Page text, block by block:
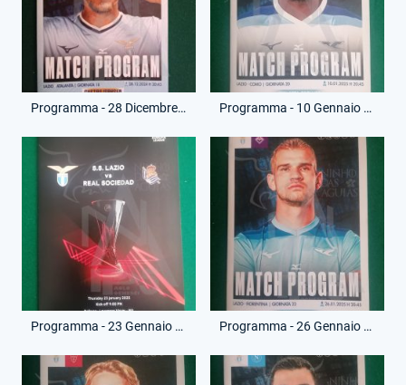
Programma - 28 Dicembre 2024 - Campionato Serie A - Lazio-Atalanta Programma - 10 Gennaio 2025 - Campionato Serie A - Lazio-Como
Programma - 23 Gennaio 2025 - Europa League - Lazio-Real Sociedad Programma - 26 Gennaio 2025 - Campionato Serie A - Lazio-Fiorentina